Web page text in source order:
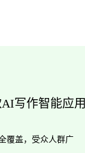
写作智能应用
覆盖，受众人群广